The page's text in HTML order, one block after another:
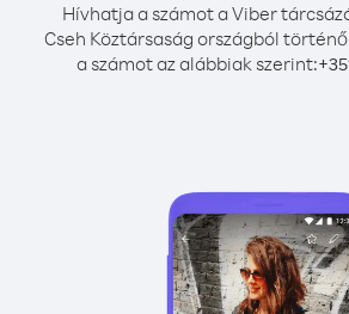
Hívhatja a számot a Viber
Cseh Köztársaság országból
a számot az alábbiak szerint:+